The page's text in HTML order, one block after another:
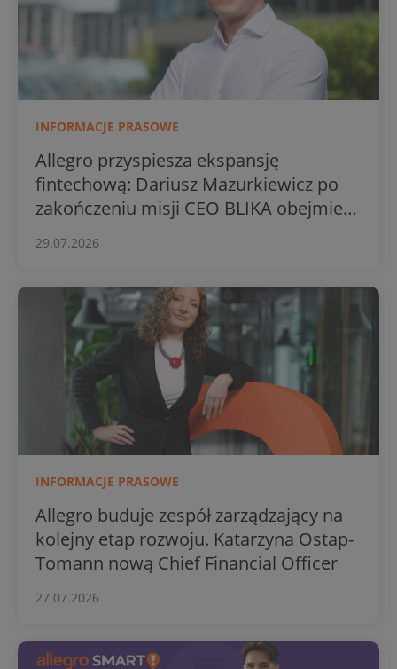
INFORMACJE PRASOWE
Allegro przyspiesza ekspansję
fintechową: Dariusz Mazurkiewicz po
zakończeniu misji CEO BLIKA obejmie
29.07.2026
INFORMACJE PRASOWE
Allegro buduje zespół zarządzający na
kolejny etap rozwoju. Katarzyna Ostap-
Tomann nową Chief Financial Officer
27.07.2026